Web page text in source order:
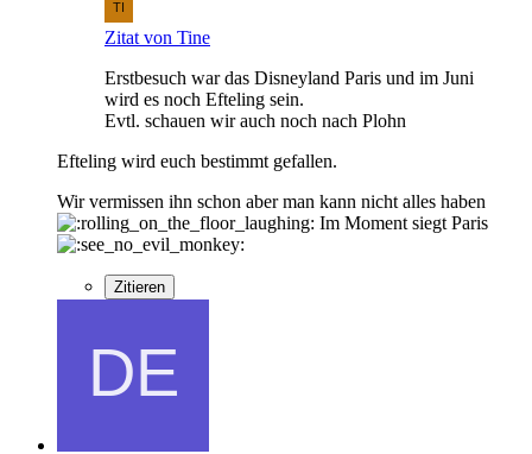
Zitat von Tine
Erstbesuch war das Disneyland Paris und im Juni
wird es noch Efteling sein.
Evtl. schauen wir auch noch nach Plohn
Efteling wird euch bestimmt gefallen.
Wir vermissen ihn schon aber man kann nicht alles haben
Im Moment siegt Paris
Zitieren